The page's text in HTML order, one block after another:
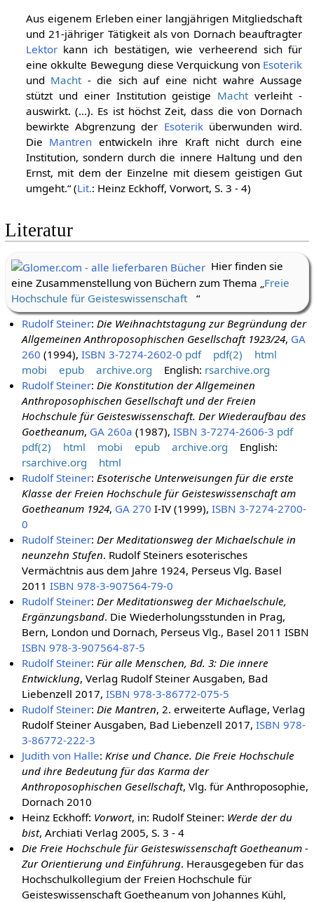
Aus eigenem Erleben einer langjährigen Mitgliedschaft
und 21-jähriger Tätigkeit als von Dornach beauftragter
Lektorkann ich bestätigen, wie verheerend sich für
eine okkulte Bewegung diese Verquickung von Esoterik
und Macht - die sich auf eine nicht wahre Aussage
stützt und einer Institution geistige Macht verleiht -
auswirkt. (...). Es ist höchst Zeit, dass die von Dornach
bewirkte Abgrenzung der Esoteriküberwunden wird.
Die Mantren entwickeln ihre Kraft nicht durch eine
Institution, sondern durch die innere Haltung und den
Ernst, mit dem der Einzelne mit diesem geistigen Gut
umgeht.“ (Lit.: Heinz Eckhoff, Vorwort, S. 3 - 4)
Literatur
Hier finden sie
eine Zusammenstellung von Büchern zum Thema „ Freie
Hochschule für Geisteswissenschaft
“
Rudolf Steiner: Die Weihnachtstagung zur Begründung der
Allgemeinen Anthroposophischen Gesellschaft 1923/24, GA
260 (1994),ISBN 3-7274-2602-0 pdf pdf(2)
html
mobi
epub archive.org English: rsarchive.org
Rudolf Steiner: Die Konstitution der Allgemeinen
Anthroposophischen Gesellschaft und der Freien
Hochschule für Geisteswissenschaft. Der Wiederaufbau des
Goetheanum, GA 260a (1987),ISBN 3-7274-2606-3 pdf
pdf(2)
html mobi epub archive.org
English:
rsarchive.org
html
Rudolf Steiner: Esoterische Unterweisungen für die erste
Klasse der Freien Hochschule für Geisteswissenschaft am
Goetheanum 1924, GA 270 I-IV (1999),ISBN 3-7274-2700-
0
Rudolf Steiner: Der Meditationsweg der Michaelschule in
neunzehn Stufen. Rudolf Steiners esoterisches
Vermächtnis aus dem Jahre 1924, Perseus Vlg. Basel
2011ISBN 978-3-907564-79-0
Rudolf Steiner: Der Meditationsweg der Michaelschule,
Ergänzungsband. Die Wiederholungsstunden in Prag,
Bern, London und Dornach, Perseus Vlg., Basel 2011 ISBN
ISBN 978-3-907564-87-5
Rudolf Steiner: Für alle Menschen, Bd. 3: Die innere
Entwicklung, Verlag Rudolf Steiner Ausgaben, Bad
Liebenzell 2017,ISBN 978-3-86772-075-5
Rudolf Steiner: Die Mantren, 2. erweiterte Auflage, Verlag
Rudolf Steiner Ausgaben, Bad Liebenzell 2017,ISBN 978-
3-86772-222-3
Judith von Halle: Krise und Chance. Die Freie Hochschule
und ihre Bedeutung für das Karma der
Anthroposophischen Gesellschaft, Vlg. für Anthroposophie,
Dornach 2010
Heinz Eckhoff: Vorwort, in: Rudolf Steiner: Werde der du
bist, Archiati Verlag 2005, S. 3 - 4
Die Freie Hochschule für Geisteswissenschaft Goetheanum -
Zur Orientierung und Einführung. Herausgegeben für das
Hochschulkollegium der Freien Hochschule für
Geisteswissenschaft Goetheanum von Johannes Kühl,